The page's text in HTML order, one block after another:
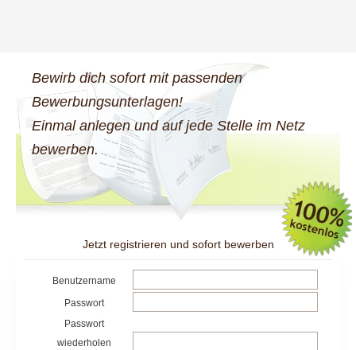
Bewirb dich sofort mit passenden
Bewerbungsunterlagen!
Einmal anlegen und auf jede Stelle im Netz
bewerben.
Jetzt registrieren und sofort bewerben
Benutzername
Passwort
Passwort
wiederholen